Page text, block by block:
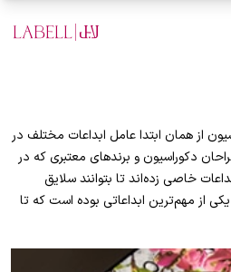
از همان ابتدا عامل ابداعات مختلف در
دکوراسیون و برندهای معتبری که در
خاصی زده‌اند تا بتوانند سلایق
از مهم‌ترین ابداعاتی بوده است که تا